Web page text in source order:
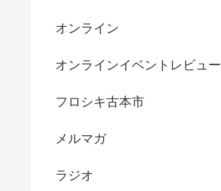
オンライン
オンラインイベントレビュー
フロシキ古本市
メルマガ
ラジオ